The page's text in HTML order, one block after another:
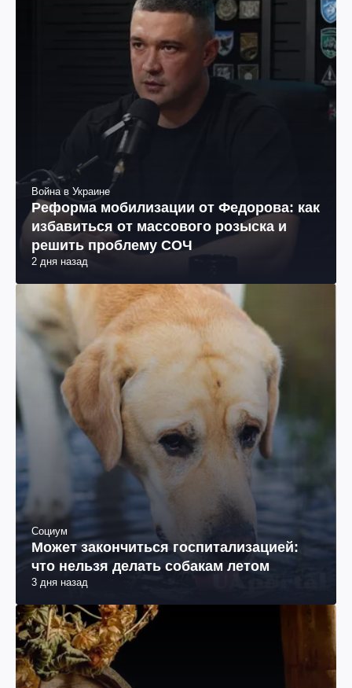
Война в Украине
Реформа мобилизации от Федорова: как
избавиться от массового розыска и
решить проблему СОЧ
2 дня назад
Социум
Может закончиться госпитализацией:
что нельзя делать собакам летом
3 дня назад